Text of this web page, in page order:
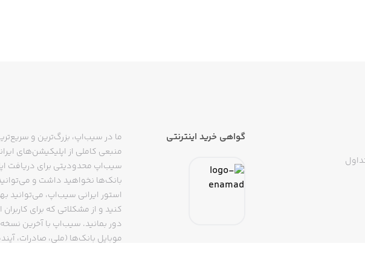
گواهی خرید اینترنتی
ما در سیب‌اپ، بزرگ‌ترین و
منبعی کاملی از اپلیکیشن‌های
سیب‌اپ محدودیتی برای دریافت
بانک‌ها نخواهید داشت و
استور ایرانی سیب‌اپ، می‌توانید
دور بمانید. سیب‌اپ با آخرین
موبایل بانک‌ها (ملی، صادرات،